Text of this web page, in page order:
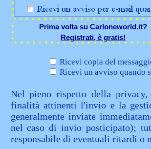
Prima volta su Carloneworld.it?
Registrati, è gratis!
Ricevi copia del
Ricevi un avviso quando
Nel pieno rispetto della
finalità attinenti l'invio e la
generalmente inviate
nel caso di invio posticipato);
responsabile di eventuali ritardi o